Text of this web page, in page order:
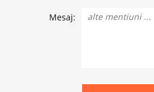
Mesaj: